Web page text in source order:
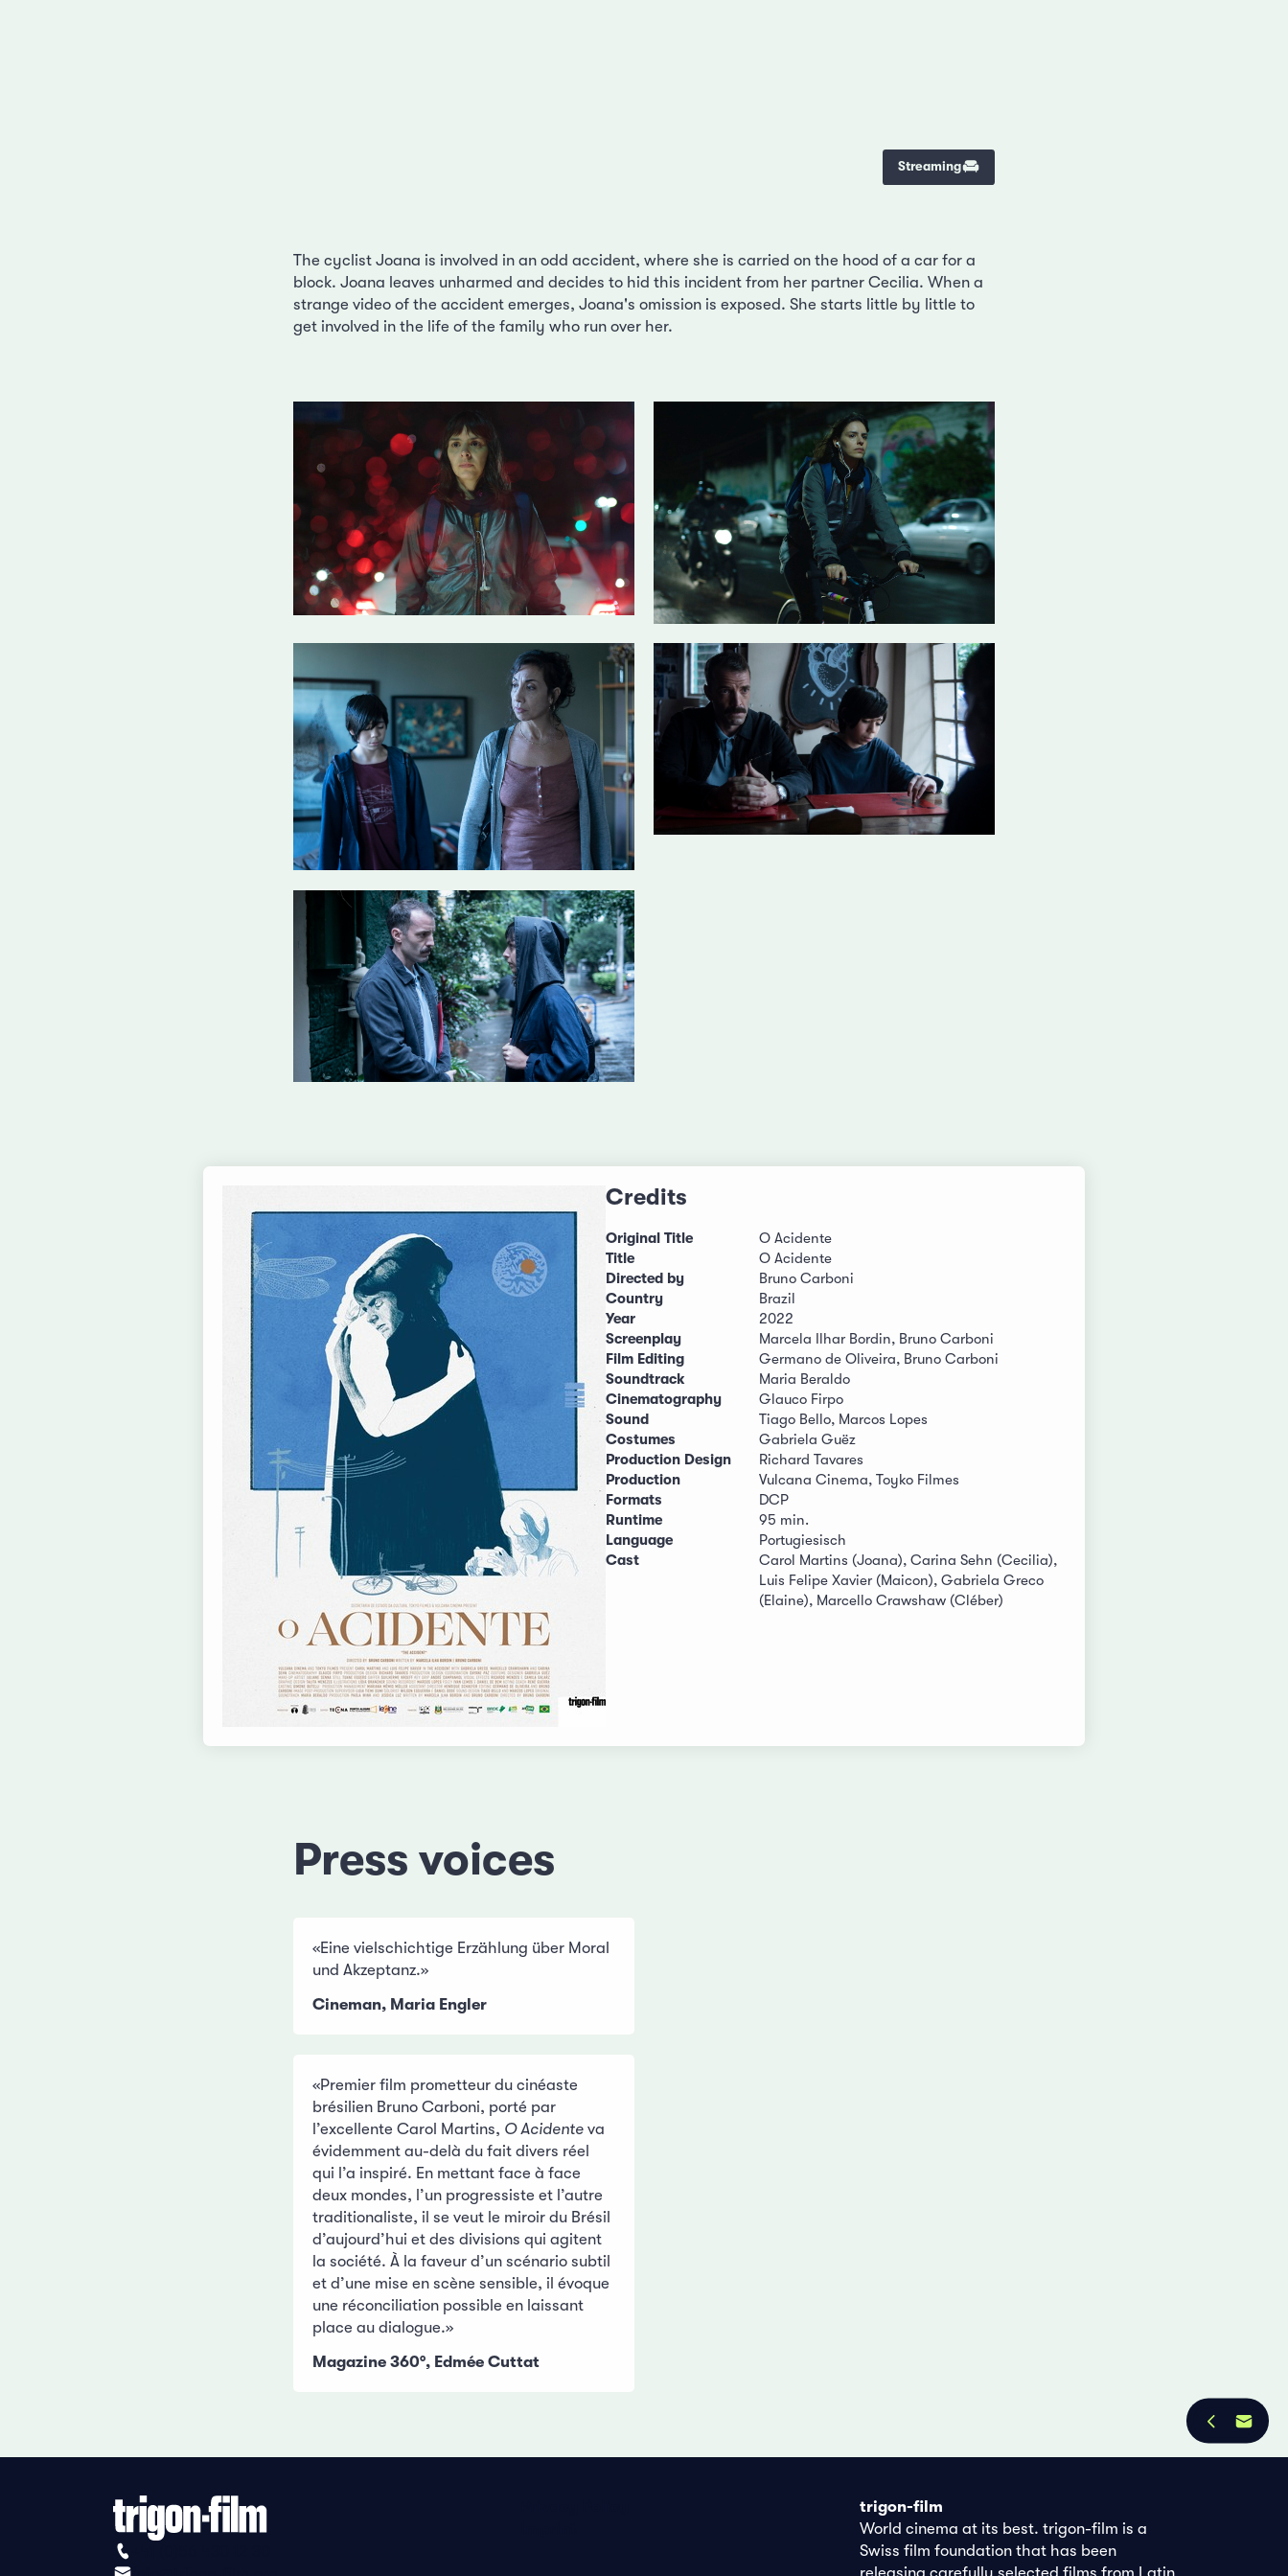
Streaming
The cyclist Joana is involved in an odd accident, where she is carried on the hood of a car for a
block. Joana leaves unharmed and decides to hid this incident from her partner Cecilia. When a
strange video of the accident emerges, Joana's omission is exposed. She starts little by little to
get involved in the life of the family who run over her.
Credits
Original Title
O Acidente
Title
O Acidente
Directed by
Bruno Carboni
Country
Brazil
Year
2022
Screenplay
Marcela Ilhar Bordin, Bruno Carboni
Film Editing
Germano de Oliveira, Bruno Carboni
Soundtrack
Maria Beraldo
Cinematography
Glauco Firpo
Sound
Tiago Bello, Marcos Lopes
Costumes
Gabriela Guëz
Production Design
Richard Tavares
Production
Vulcana Cinema, Toyko Filmes
Formats
DCP
Runtime
95 min.
Language
Portugiesisch
Cast
Carol Martins (Joana), Carina Sehn (Cecilia),
Luis Felipe Xavier (Maicon), Gabriela Greco
(Elaine), Marcello Crawshaw (Cléber)
Press voices
«Eine vielschichtige Erzählung über Moral
und Akzeptanz.»
Cineman, Maria Engler
«Premier film prometteur du cinéaste
brésilien Bruno Carboni, porté par
l’excellente Carol Martins, O Acidenteva
évidemment au-delà du fait divers réel
qui l’a inspiré. En mettant face à face
deux mondes, l’un progressiste et l’autre
traditionaliste, il se veut le miroir du Brésil
d’aujourd’hui et des divisions qui agitent
la société. À la faveur d’un scénario subtil
et d’une mise en scène sensible, il évoque
une réconciliation possible en laissant
place au dialogue.»
Magazine 360°, Edmée Cuttat
trigon-film
World cinema at its best. trigon-film is a
Swiss film foundation that has been